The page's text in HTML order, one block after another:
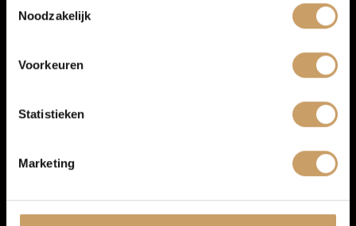
Noodzakelijk
Voorkeuren
Statistieken
Marketing
Over Autobedrijf De Baaij
Afleverpakketten